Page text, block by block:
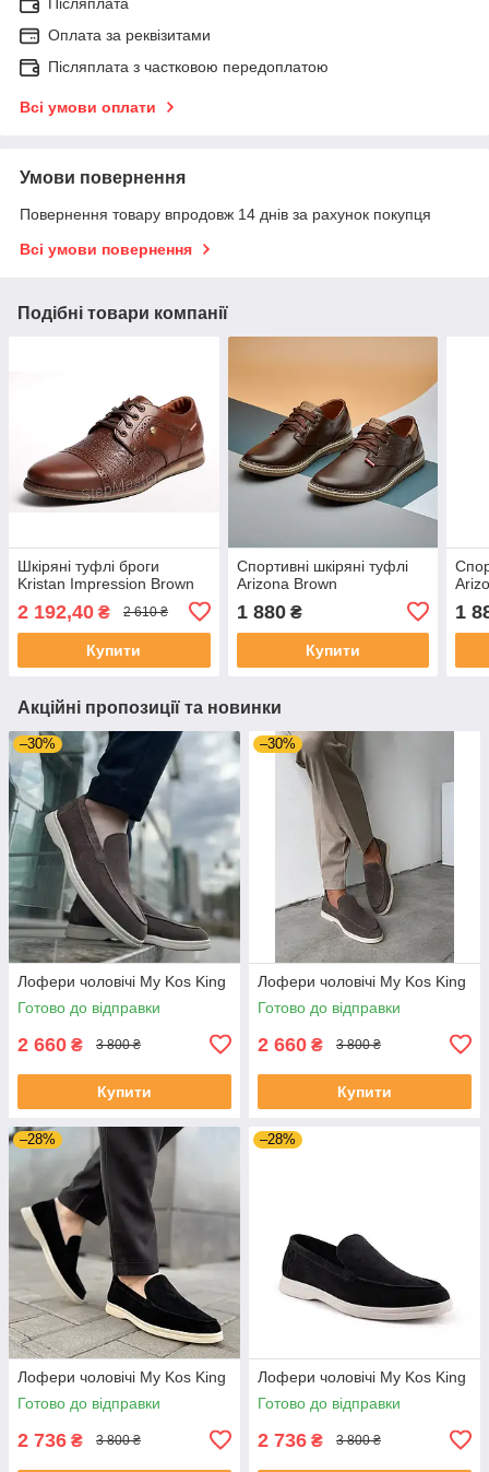
Післяплата
Оплата за реквізитами
Післяплата з частковою передоплатою
Всі умови оплати
Умови повернення
Повернення товару впродовж 14 днів за рахунок покупця
Всі умови повернення
Подібні товари компанії
Шкіряні туфлі броги
Kristan Impression Brown
2 192,40 ₴ 2 610 ₴
Купити
Спортивні шкіряні туфлі
Arizona Brown
1 880₴
Купити
1
Акційні пропозиції та новинки
–30%
Лофери чоловічі My Kos King
Готово до відправки
2 660 ₴ 3 800 ₴
Купити
–30%
Лофери чоловічі My Kos King
Готово до відправки
2 660 ₴ 3 800 ₴
Купити
–28%
Лофери чоловічі My Kos King
Готово до відправки
2 736 ₴ 3 800 ₴
–28%
Лофери чоловічі My Kos King
Готово до відправки
2 736 ₴ 3 800 ₴